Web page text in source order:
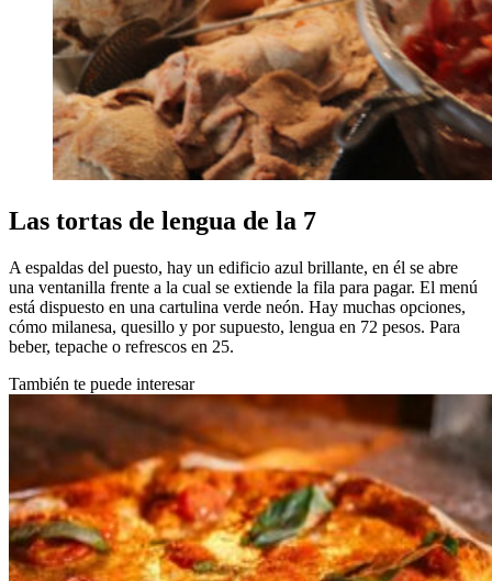
Las tortas de lengua de la 7
A espaldas del puesto, hay un edificio azul brillante, en él se abre
una ventanilla frente a la cual se extiende la fila para pagar. El menú
está dispuesto en una cartulina verde neón. Hay muchas opciones,
cómo milanesa, quesillo y por supuesto, lengua en 72 pesos. Para
beber, tepache o refrescos en 25.
También te puede interesar